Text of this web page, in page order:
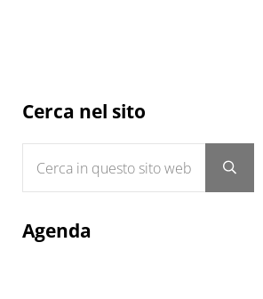
Sidebar
Cerca nel sito
Agenda